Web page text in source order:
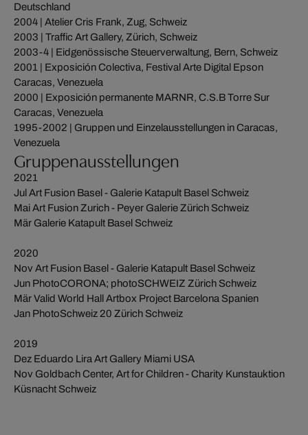
Deutschland
2004 | Atelier Cris Frank, Zug, Schweiz
2003 | Traffic Art Gallery, Zürich, Schweiz
2003-4 | Eidgenössische Steuerverwaltung, Bern, Schweiz
2001 | Exposición Colectiva, Festival Arte Digital Epson
Caracas, Venezuela
2000 | Exposición permanente MARNR, C.S.B Torre Sur
Caracas, Venezuela
1995-2002 | Gruppen und Einzelausstellungen in Caracas,
Venezuela
Gruppenausstellungen
2021
Jul Art Fusion Basel - Galerie Katapult Basel Schweiz
Mai Art Fusion Zurich - Peyer Galerie Zürich Schweiz
Mär Galerie Katapult Basel Schweiz
2020
Nov Art Fusion Basel - Galerie Katapult Basel Schweiz
Jun PhotoCORONA; photoSCHWEIZ Zürich Schweiz
Mär Valid World Hall Artbox Project Barcelona Spanien
Jan PhotoSchweiz 20 Zürich Schweiz
2019
Dez Eduardo Lira Art Gallery Miami USA
Nov Goldbach Center, Art for Children - Charity Kunstauktion
Küsnacht Schweiz